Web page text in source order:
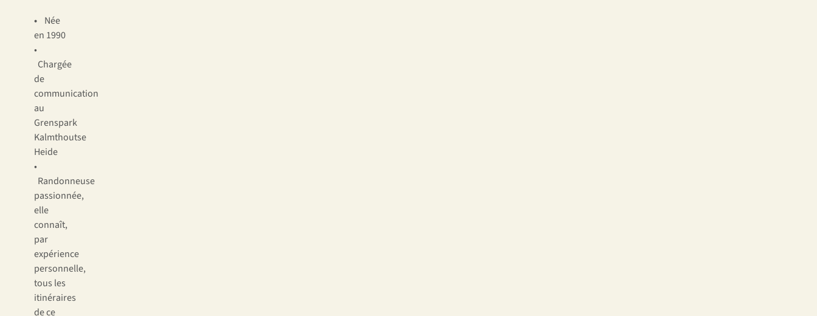
• Née
en 1990
•
Chargée
de
communication
au
Grenspark
Kalmthoutse
Heide
•
Randonneuse
passionnée,
elle
connaît,
par
expérience
personnelle,
tous les
itinéraires
de ce